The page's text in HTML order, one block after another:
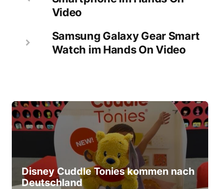
Video
Samsung Galaxy Gear Smart
Watch im Hands On Video
Disney Cuddle Tonies kommen nach
Deutschland